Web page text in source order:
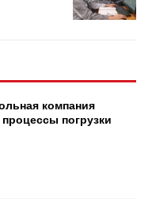
компания
погрузки